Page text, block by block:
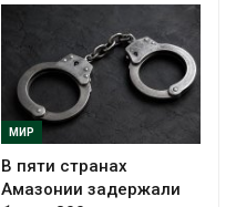
МИР
В пяти странах
Амазонии задержали